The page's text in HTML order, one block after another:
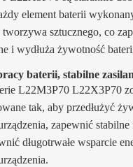
element baterii
tworzywa sztucznego, co
i wydłuża żywotność
baterii, stabilne
L22M3P70 L22X3P70
tak, aby przedłużyć
zapewnić
długotrwałe wsparcie